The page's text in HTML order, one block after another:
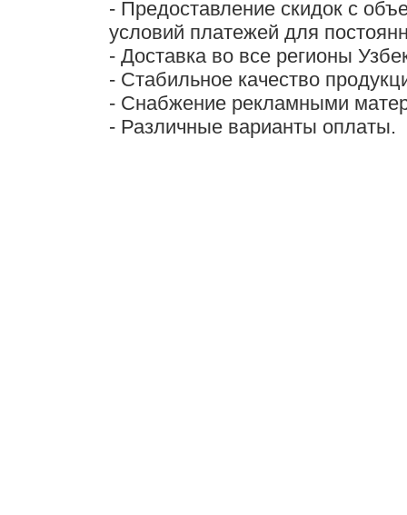
- Предоставление скидок с
условий платежей для
- Доставка во все регионы
- Стабильное качество
- Снабжение рекламными
- Различные варианты оплаты.